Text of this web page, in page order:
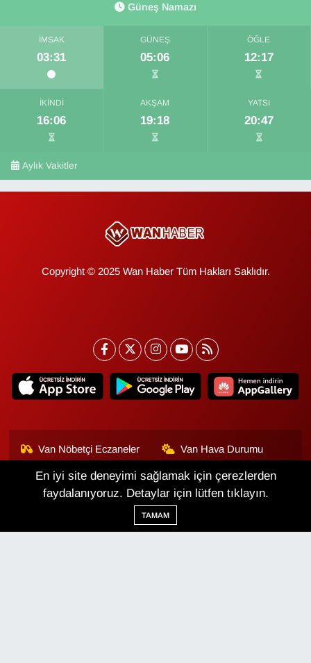
Güneş Namazı
İMSAK
03:31
GÜNEŞ
05:06
ÖĞLE
12:17
İKINDI
16:06
AKŞAM
19:18
YATSI
20:47
Aylık Vakitler
Copyright © 2025 Wan Haber Tüm Hakları Saklıdır.
Van Nöbetçi Eczaneler Van Hava Durumu
Van Namaz Vakitleri
Van Trafik Yoğunluk
Haritası
Puan Durumu ve Fikstür
En iyi site deneyimi sağlamak için çerezlerden
faydalanıyoruz. Detaylar için lütfen tıklayın.
TAMAM